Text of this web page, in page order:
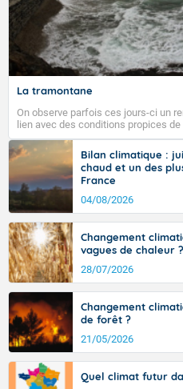
La tramontane
On observe parfois ces jours-ci un
lien avec des conditions propices
tramontane ? Quelles sont ses
vent turbulent soufflant de secteur
ouest, dans un secteur qui part du
l’ouest de l’Hérault. L’étymologie
signifiant au-delà des monts, en
d’où provient ce vent.
Bilan climatique :
chaud et un des
France
04/08/2026
Changement
vagues de chaleur ?
28/07/2026
Changement
de forêt ?
21/05/2026
Quel climat futur